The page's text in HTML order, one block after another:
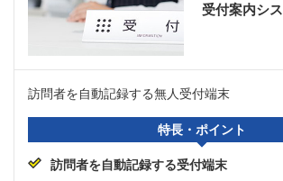
受付案内シ
訪問者を自動記録する無人受付端末
特長・ポイント
訪問者を自動記録する受付端末